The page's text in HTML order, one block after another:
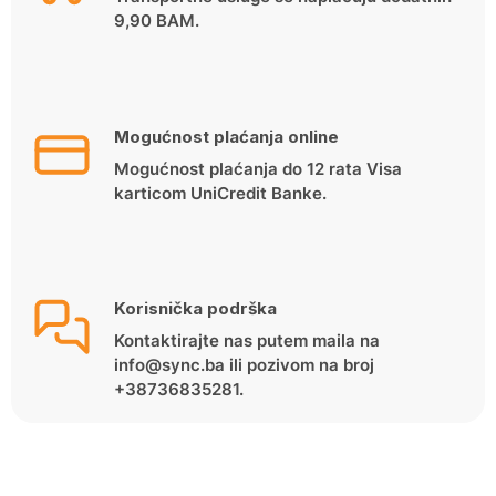
9,90 BAM.
Mogućnost plaćanja online
Mogućnost plaćanja do 12 rata Visa
karticom UniCredit Banke.
Korisnička podrška
Kontaktirajte nas putem maila na
info@sync.ba ili pozivom na broj
+38736835281.